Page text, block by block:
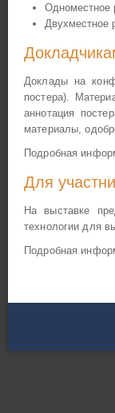
Одноместное
Двухместное
Доклады на
постера).
аннотация
материалы,
Подробная
Для
На выставке
технологии для
Подробная